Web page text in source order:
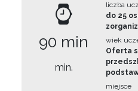
90 min
min.
liczba
do 25
wiek
Oferta
miejsce